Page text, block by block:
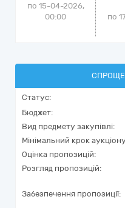
по 15-04-2026,
00:00
по
Статус:
Бюджет:
Вид предмету закупівлі:
Мінімальний крок
Оцінка пропозицій:
Розгляд пропозицій:
Забезпечення пропозиції: